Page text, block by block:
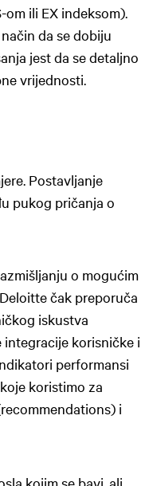
ili EX indeksom).
da se dobiju
jest da se detaljno
vrijednosti.
Postavljanje
pukog pričanja o
o mogućim
čak preporuča
iskustva
integracije korisničke i
performansi
koristimo za
i